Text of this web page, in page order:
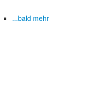
...bald mehr